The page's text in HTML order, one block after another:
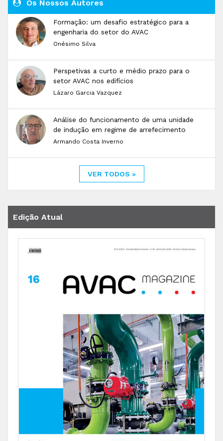
Os Nossos Autores
Formação: um desafio estratégico para a
engenharia do setor do AVAC
Onésimo Silva
Perspetivas a curto e médio prazo para o
setor AVAC nos edifícios
Lázaro Garcia Vazquez
Análise do funcionamento de uma unidade
de indução em regime de arrefecimento
Armando Costa Inverno
VER TODOS »
Edição Atual